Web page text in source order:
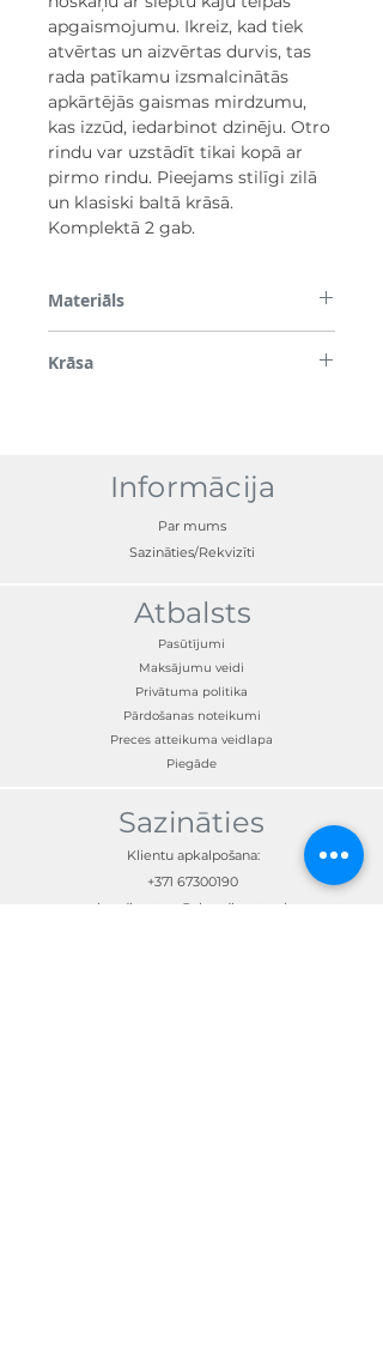
apgaismojumu. Ikreiz, kad tiek
atvērtas un aizvērtas durvis, tas
rada patīkamu izsmalcinātās
apkārtējās gaismas mirdzumu,
kas izzūd, iedarbinot dzinēju. Otro
rindu var uzstādīt tikai kopā ar
pirmo rindu. Pieejams stilīgi zilā
un klasiski baltā krāsā.
Komplektā 2 gab.
Materiāls
Krāsa
Informācija
Par mums
Sazināties/Rekvizīti
Atbalsts
Pasūtījumi
Maksājumu veidi
Privātuma politika
Pārdošanas noteikumi
Preces atteikuma veidlapa
Piegāde
Sazināties
Klientu apkalpošana:
+371 67300190
skandimotors@skandimotors.lv